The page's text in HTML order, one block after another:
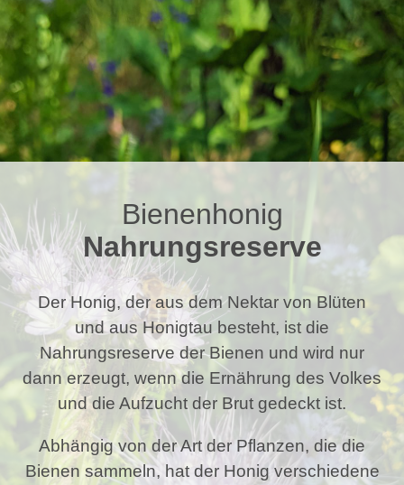
Bienenhonig
Nahrungsreserve
Der Honig, der aus dem Nektar von Blüten
und aus Honigtau besteht, ist die
Nahrungsreserve der Bienen und wird nur
dann erzeugt, wenn die Ernährung des Volkes
und die Aufzucht der Brut gedeckt ist.
Abhängig von der Art der Pflanzen, die die
Bienen sammeln, hat der Honig verschiedene